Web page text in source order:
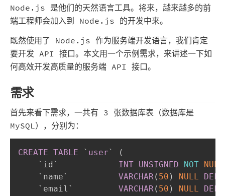
Node.js 是他们的天然语言工具。将来，越来越多的前
端工程师会加入到 Node.js 的开发中来。
既然使用了 Node.js 作为服务端开发语言，我们肯定
要开发 API 接口。本文用一个示例需求，来讲述一下如
何高效开发高质量的服务端 API 接口。
需求
首先来看下需求，一共有 3 张数据库表（数据库是
MySQL），分别为：
CREATE TABLE ` user`
(
` id ` INT UNSIGNED NOT
NULL
` name` VARCHAR ( 50 ) NULL
` email ` VARCHAR ( 50 ) NULL